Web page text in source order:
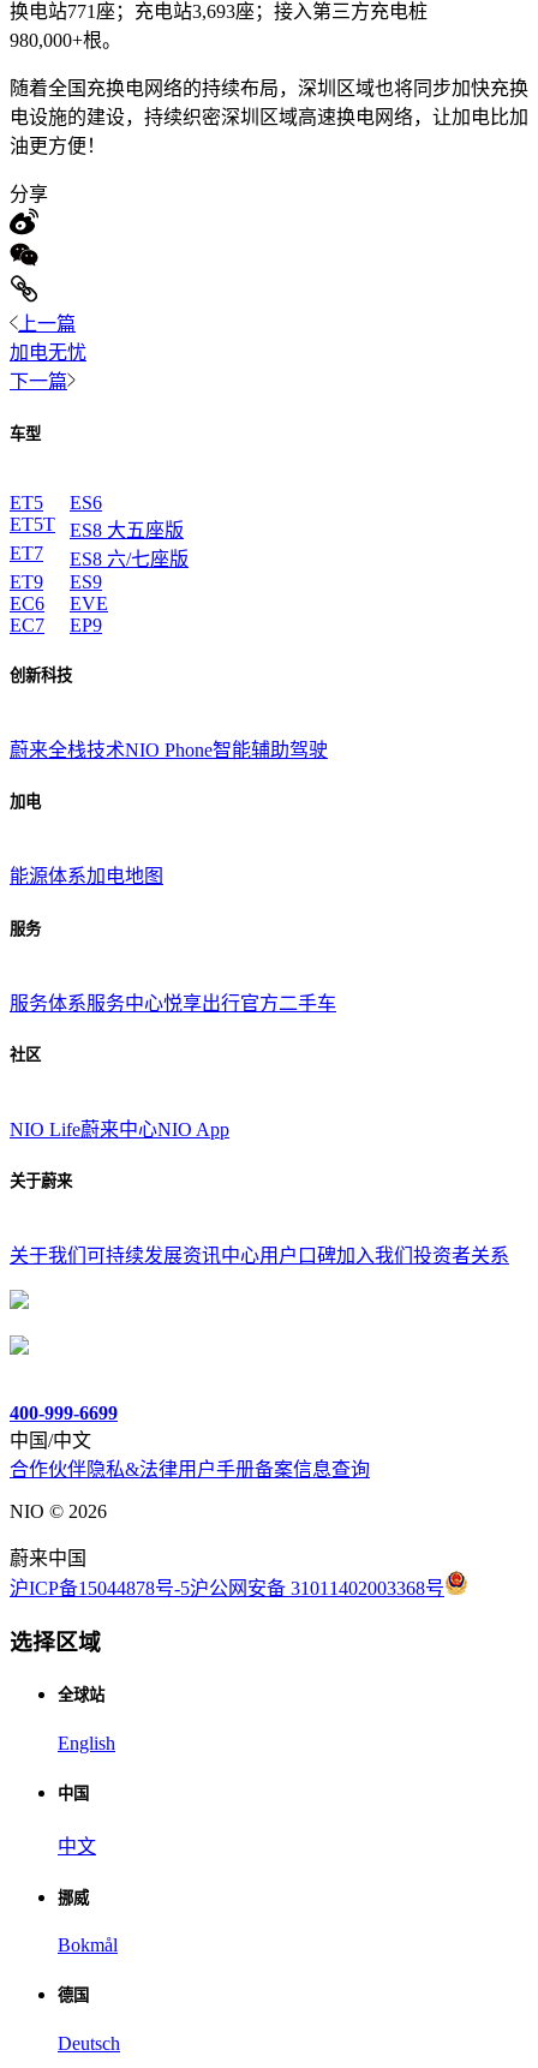
换电站771座；充电站3,693座；接入第三方充电桩
980,000+根。
随着全国充换电网络的持续布局，深圳区域也将同步加快充换
电设施的建设，持续织密深圳区域高速换电网络，让加电比加
油更方便！
分享
上一篇
加电无忧
下一篇
车型
ET5
ET5T
ET7
ET9
EC6
EC7
ES6
ES8 大五座版
ES8 六/七座版
ES9
EVE
EP9
创新科技
蔚来全栈技术NIO Phone智能辅助驾驶
加电
能源体系加电地图
服务
服务体系服务中心悦享出行官方二手车
社区
NIO Life蔚来中心NIO App
关于蔚来
关于我们 可持续发展资讯中心用户口碑加入我们 投资者关系
400-999-6699
中国/中文
合作伙伴隐私&法律用户手册备案信息查询
NIO © 2026
蔚来中国
沪ICP备15044878号-5沪公网安备 31011402003368号
选择区域
全球站
English
中国
中文
挪威
Bokmål
德国
Deutsch